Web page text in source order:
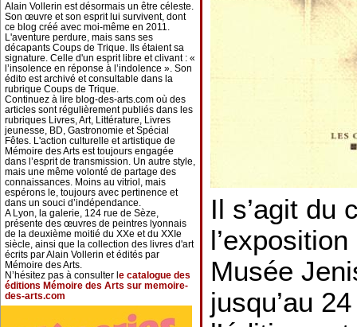
Alain Vollerin est désormais un être céleste.
Son œuvre et son esprit lui survivent, dont
ce blog créé avec moi-même en 2011.
L'aventure perdure, mais sans ses
décapants Coups de Trique. Ils étaient sa
signature. Celle d'un esprit libre et clivant : «
l’insolence en réponse à l’indolence ». Son
édito est archivé et consultable dans la
rubrique Coups de Trique.
Continuez à lire blog-des-arts.com où des
articles sont régulièrement publiés dans les
rubriques Livres, Art, Littérature, Livres
jeunesse, BD, Gastronomie et Spécial
Fêtes. L'action culturelle et artistique de
Mémoire des Arts est toujours engagée
dans l’esprit de transmission. Un autre style,
mais une même volonté de partage des
connaissances. Moins au vitriol, mais
espérons le, toujours avec pertinence et
dans un souci d’indépendance.
A Lyon, la galerie, 124 rue de Sèze,
présente des œuvres de peintres lyonnais
de la deuxième moitié du XXe et du XXIe
siècle, ainsi que la collection des livres d'art
écrits par Alain Vollerin et édités par
Mémoire des Arts.
N’hésitez pas à consulter l e catalogue des
éditions Mémoire des Arts sur memoire-
des-arts.com
Il s’agit du
Musée
jusqu’au